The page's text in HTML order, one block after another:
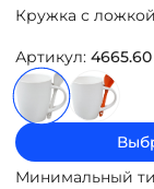
Кружка с
Артикул: 4665.60
Минимальный